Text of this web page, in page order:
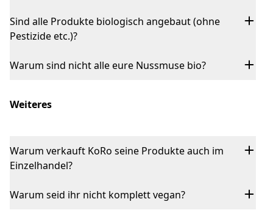
Sind alle Produkte biologisch angebaut (ohne
Pestizide etc.)?
Warum sind nicht alle eure Nussmuse bio?
Weiteres
Warum verkauft KoRo seine Produkte auch im
Einzelhandel?
Warum seid ihr nicht komplett vegan?